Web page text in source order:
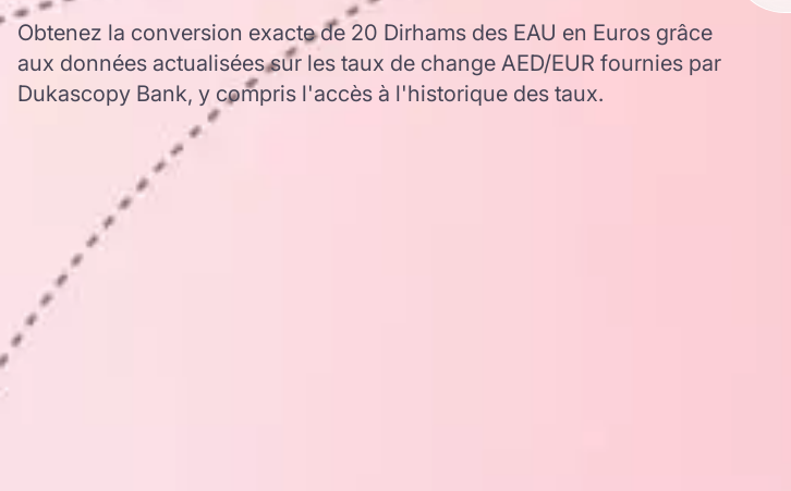
Obtenez la conversion exacte de 20 Dirhams des EAU en Euros grâce
aux données actualisées sur les taux de change AED/EUR fournies par
Dukascopy Bank, y compris l'accès à l'historique des taux.